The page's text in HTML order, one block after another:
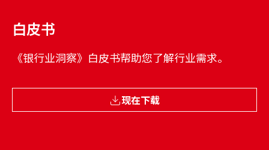
白皮书
《银行业洞察》白皮书帮助您了解行业需求。
现在下载